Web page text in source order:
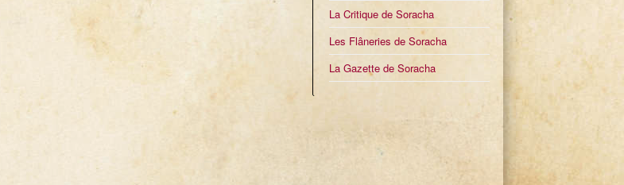
La Critique de Soracha
Les Flâneries de Soracha
La Gazette de Soracha